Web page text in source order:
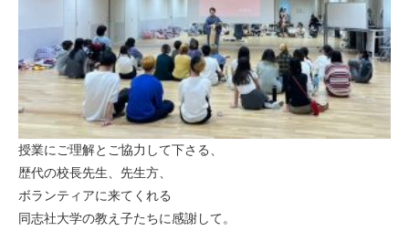
授業にご理解とご協力して下さる、
歴代の校長先生、先生方、
ボランティアに来てくれる
同志社大学の教え子たちに感謝して。